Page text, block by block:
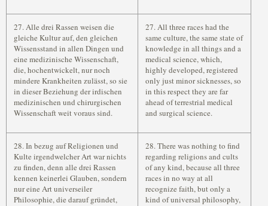
27. Alle drei Rassen weisen die
gleiche Kultur auf, den gleichen
Wissensstand in allen Dingen und
eine medizinische Wissenschaft,
die, hochentwickelt, nur noch
mindere Krankheiten zulässt, so sie
in dieser Beziehung der irdischen
medizinischen und chirurgischen
Wissenschaft weit voraus sind.
27. All three races had the
same culture, the same state of
knowledge in all things and a
medical science, which,
highly developed, registered
only just minor sicknesses, so
in this respect they are far
ahead of terrestrial medical
and surgical science.
28. In bezug auf Religionen und
Kulte irgendwelcher Art war nichts
zu finden, denn alle drei Rassen
kennen keinerlei Glauben, sondern
nur eine Art universeiler
Philosophie, die darauf gründet,
28. There was nothing to find
regarding religions and cults
of any kind, because all three
races in no way at all
recognize faith, but only a
kind of universal philosophy,